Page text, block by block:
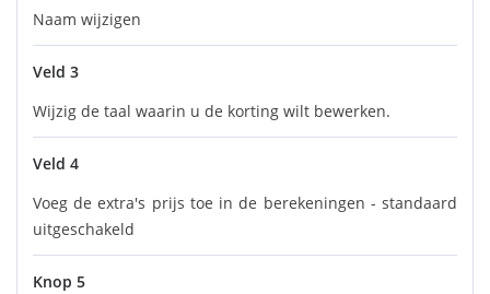
Naam wijzigen
Veld 3
Wijzig de taal waarin u de korting wilt bewerken.
Veld 4
Voeg de extra's prijs toe in de berekeningen - standaard
uitgeschakeld
Knop 5